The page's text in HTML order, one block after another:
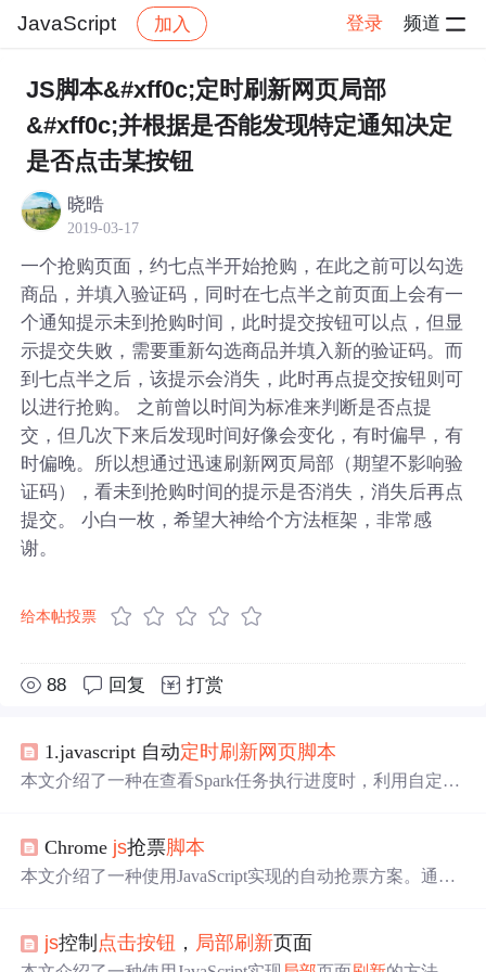
JavaScript 加入 登录 频道
社区 JavaScript 帖子详情
JS脚本&#xff0c;定时刷新网页局部
&#xff0c;并根据是否能发现特定通知决定
是否点击某按钮
晓晧
2019-03-17
一个抢购页面，约七点半开始抢购，在此之前可以勾选
商品，并填入验证码，同时在七点半之前页面上会有一
个通知提示未到抢购时间，此时提交按钮可以点，但显
示提交失败，需要重新勾选商品并填入新的验证码。而
到七点半之后，该提示会消失，此时再点提交按钮则可
以进行抢购。 之前曾以时间为标准来判断是否点提
交，但几次下来后发现时间好像会变化，有时偏早，有
时偏晚。所以想通过迅速刷新网页局部（期望不影响验
证码），看未到抢购时间的提示是否消失，消失后再点
提交。 小白一枚，希望大神给个方法框架，非常感
谢。
给本帖投票
88 回复 打赏
1.javascript 自动定时刷新网页脚本
本文介绍了一种在查看Spark任务执行进度时，利用自定义
Chrome js抢票脚本
本文介绍了一种使用JavaScript实现的自动抢票方案。通过
续运行的方法。
js控制 点击按钮 ， 局部刷新页面